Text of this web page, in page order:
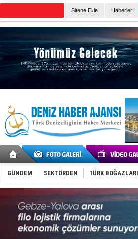
Sitene Ekle Haberler
GÜNDEM SEKTÖRDEN TÜRK BOĞAZLARI